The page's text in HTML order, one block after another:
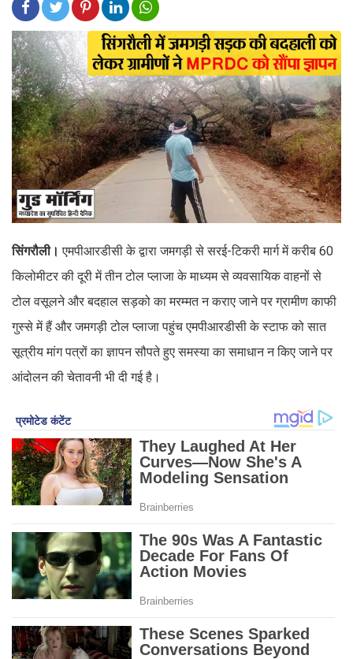
सिंगरौली।एमपीआरडीसी के द्वारा जमगड़ी से सरई-टिकरी मार्ग में करीब 60
किलोमीटर की दूरी में तीन टोल प्लाजा के माध्यम से व्यवसायिक वाहनों से
टोल वसूलने और बदहाल सड़को का मरम्मत न कराए जाने पर ग्रामीण काफी
गुस्से में हैं और जमगड़ी टोल प्लाजा पहुंच एमपीआरडीसी के स्टाफ को सात
सूत्रीय मांग पत्रों का ज्ञापन सौपते हुए समस्या का समाधान न किए जाने पर
आंदोलन की चेतावनी भी दी गई है।